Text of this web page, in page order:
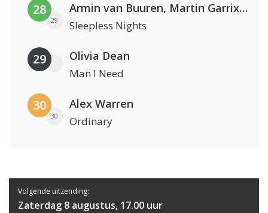
28
29
Armin van Buuren, Martin Garrix & Libby Whitehouse
Sleepless Nights
29 Olivia Dean
Man I Need
30
30
Alex Warren
Ordinary
Volgende uitzending:
Zaterdag 8 augustus, 17.00 uur